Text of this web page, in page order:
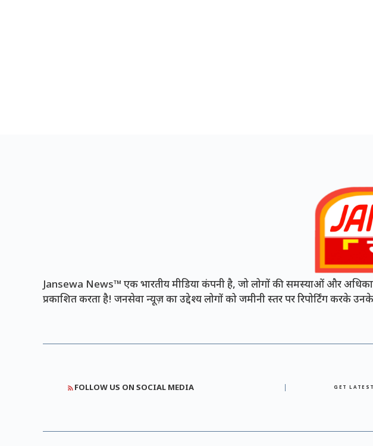
Jansewa News™ एक भारतीय मीडिया कंपनी है, जो लोगों की समस्याओं और
प्रकाशित करता है! जनसेवा न्यूज़ का उद्देश्य लोगों को जमीनी स्तर पर रिपोर्टिंग करके
FOLLOW US ON SOCIAL MEDIA GET